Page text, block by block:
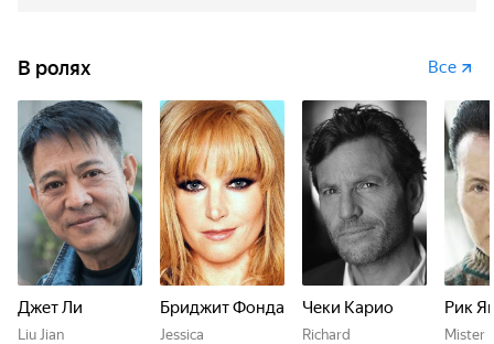
В ролях Все
Джет Ли
Liu Jian
Бриджит Фонда
Jessica
Чеки Карио
Richard
Рик
Mister